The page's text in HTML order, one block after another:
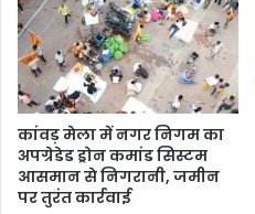
कांवड़ मेला में नगर निगम का
अपग्रेडेड ड्रोन कमांड सिस्टम
आसमान से निगरानी, जमीन
पर तुरंत कार्रवाई